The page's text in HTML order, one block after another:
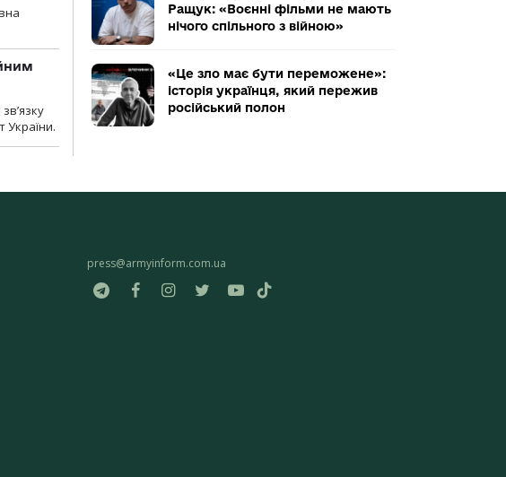
України.
Ращук: «Воєнні фільми не мають
нічого спільного з війною»
«Це зло має бути переможене»:
історія українця, який пережив
російський полон
press@armyinform.com.ua